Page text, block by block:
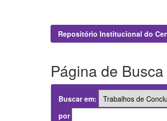
Repositório Institucional do
Página de Busca
Buscar em:
por